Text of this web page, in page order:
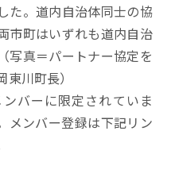
た。道内自治体同士の協
市町はいずれも道内自治
写真＝パートナー協定を
川町長）
バーに限定されていま
メンバー登録は下記リン